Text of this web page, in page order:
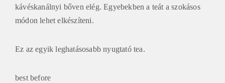
kávéskanálnyi bőven elég. Egyebekben a teát a szokásos
módon lehet elkészíteni.
Ez az egyik leghatásosabb nyugtató tea.
best before